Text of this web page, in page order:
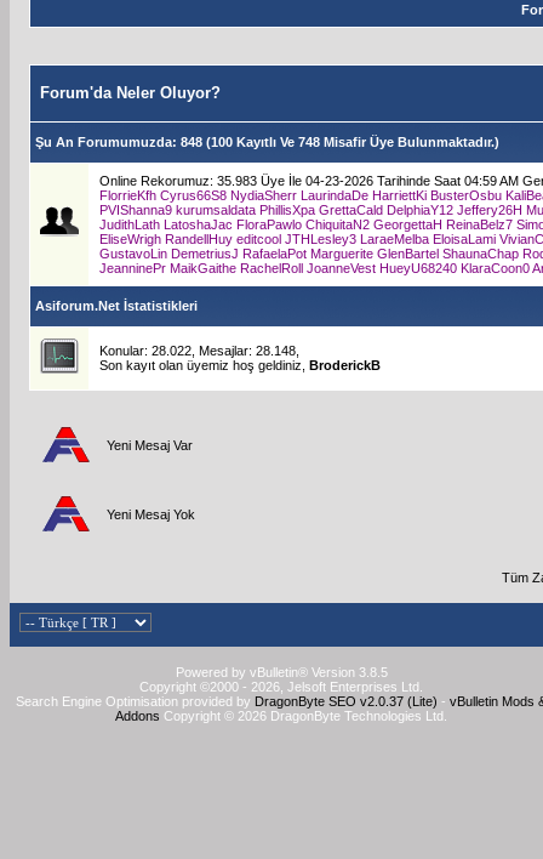
Forum'da Neler Oluyor?
Şu An Forumumuzda: 848 (100 Kayıtlı Ve 748 Misafir Üye Bulunmaktadır.)
Online Rekorumuz: 35.983 Üye İle 04-23-2026 Tarihinde Saat 04:59 AM
FlorrieKfh Cyrus66S8 NydiaSherr LaurindaDe HarriettKi BusterOsbu
PVIShanna9 kurumsaldata PhillisXpa GrettaCald DelphiaY12 Jeffery26H
JudithLath LatoshaJac FloraPawlo ChiquitaN2 GeorgettaH ReinaBelz7
EliseWrigh RandellHuy editcool JTHLesley3 LaraeMelba EloisaLami
GustavoLin DemetriusJ RafaelaPot Marguerite GlenBartel ShaunaChap
JeanninePr MaikGaithe RachelRoll JoanneVest HueyU68240 KlaraCoon0
Asiforum.Net İstatistikleri
Konular: 28.022, Mesajlar: 28.148,
Son kayıt olan üyemiz hoş geldiniz, BroderickB
Yeni Mesaj Var
Yeni Mesaj Yok
Tüm
Powered by vBulletin® Version 3.8.5
Copyright ©2000 - 2026, Jelsoft Enterprises Ltd.
Search Engine Optimisation provided by DragonByte SEO v2.0.37 (Lite) - vBulletin Mods
Addons Copyright © 2026 DragonByte Technologies Ltd.